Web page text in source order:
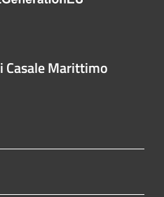
Casale Marittimo